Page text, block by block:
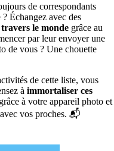
de correspondants
Échangez avec des
le monde grâce au
par leur envoyer une
de vous ? Une chouette
de cette liste, vous
à immortaliser ces
à votre appareil photo et
avec vos proches. 📬